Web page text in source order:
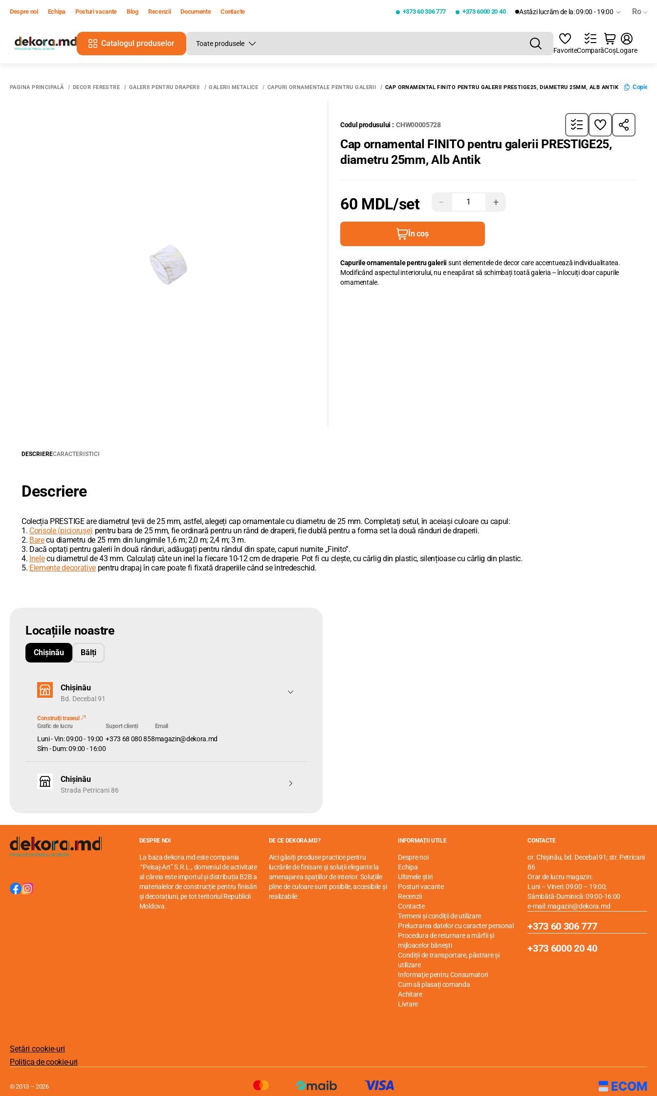
Despre noi Echipa Posturi vacante Blog Recenzii Documente Contacte +373 60 306 777 +373 6000 20 40 Astăzi lucrăm de la: 09:00 - 19:00 Ro
Catalogul produselor
FavoriteComparăCoșLogare
PAGINA PRINCIPALĂ DECOR FERESTRE GALERII PENTRU DRAPERII GALERII METALICE CAPURI ORNAMENTALE PENTRU GALERII CAP ORNAMENTAL FINITO PENTRU GALERII PRESTIGE25, DIAMETRU 25MM, ALB ANTIK Copie
Codul produsului : CHW00005728
Cap ornamental FINITO pentru galerii PRESTIGE25,
diametru 25mm, Alb Antik
60 MDL/set − +
În coș
Capurile ornamentale pentru galerii sunt elementele de decor care accentuează individualitatea.
Modificând aspectul interiorului, nu e neapărat să schimbați toată galeria – înlocuiți doar capurile
ornamentale.
DESCRIERECARACTERISTICI
Descriere
Colecția PRESTIGE are diametrul țevii de 25 mm, astfel, alegeți cap ornamentale cu diametru de 25 mm. Completați setul, în aceiași culoare cu capul:
1. Console (piciorușe) pentru bara de 25 mm, fie ordinară pentru un rând de draperii, fie dublă pentru a forma set la două rânduri de draperii.
2. Barecu diametru de 25 mm din lungimile 1,6 m; 2,0 m; 2,4 m; 3 m.
3. Dacă optați pentru galerii în două rânduri, adăugați pentru rândul din spate, capuri numite „Finito”.
4. Inelecu diametrul de 43 mm. Calculați câte un inel la fiecare 10-12 cm de draperie. Pot fi cu clește, cu cârlig din plastic, silențioase cu cârlig din plastic.
5. Elemente decorativepentru drapaj în care poate fi fixată draperiile când se întredeschid.
Locațiile noastre
Chișinău Bălți
Chișinău
Bd. Decebal 91
Construiți traseul
Grafic de lucru
Luni - Vin: 09:00 - 19:00
Sîm - Dum: 09:00 - 16:00
Suport clienți
+373 68 080 858
Email
magazin@dekora.md
Chișinău
Strada Petricani 86
DESPRE NOI
La baza dekora.md este compania
“Peisaj-Art” S.R.L., domeniul de activitate
al căreia este importul și distribuția B2B a
materialelor de construcție pentru finisări
și decorațiuni, pe tot teritoriul Republicii
Moldova.
DE CE DEKORA.MD?
Aici găsiți produse practice pentru
lucrările de finisare și soluții elegante la
amenajarea spațiilor de interior. Soluțiile
pline de culoare sunt posibile, accesibile și
realizabile.
INFORMAȚII UTILE
Despre noi
Echipa
Ultimele știri
Posturi vacante
Recenzii
Contacte
Termeni și condiții de utilizare
Prelucrarea datelor cu caracter personal
Procedura de returnare a mărfii și
mijloacelor bănești
Condiții de transportare, păstrare și
utilizare
Informaţie pentru Consumatori
Cum să plasați comanda
Achitare
Livrare
CONTACTE
or. Chișinău, bd. Decebal 91; str. Petricani
86
Orar de lucru magazin:
Luni – Vineri: 09:00 – 19:00;
Sâmbătă-Duminică: 09:00-16:00
e-mail: magazin@dekora.md
+373 60 306 777
+373 6000 20 40
Setări cookie-uri
Politica de cookie-uri
© 2013 – 2026